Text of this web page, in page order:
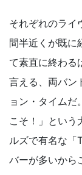
それぞれのライ
間半近くが既に
て素直に終わる
言える、両バン
ョン・タイムだ
こそ！」という
ルズで有名な
バーが多いから